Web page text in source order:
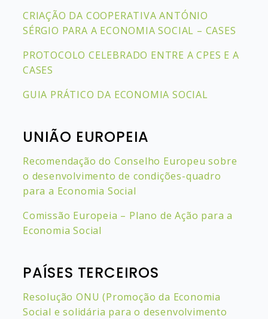
CRIAÇÃO DA COOPERATIVA ANTÓNIO
SÉRGIO PARA A ECONOMIA SOCIAL – CASES
PROTOCOLO CELEBRADO ENTRE A CPES E A
CASES
GUIA PRÁTICO DA ECONOMIA SOCIAL
UNIÃO EUROPEIA
Recomendação do Conselho Europeu sobre
o desenvolvimento de condições-quadro
para a Economia Social
Comissão Europeia – Plano de Ação para a
Economia Social
PAÍSES TERCEIROS
Resolução ONU (Promoção da Economia
Social e solidária para o desenvolvimento